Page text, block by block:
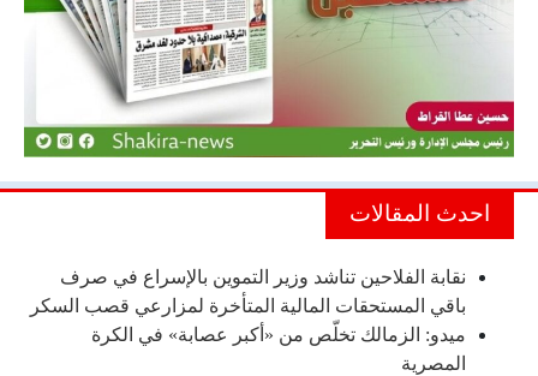
احدث المقالات
نقابة الفلاحين تناشد وزير التموين بالإسراع في صرف
باقي المستحقات المالية المتأخرة لمزارعي قصب السكر
ميدو: الزمالك تخلّص من «أكبر عصابة» في الكرة
المصرية